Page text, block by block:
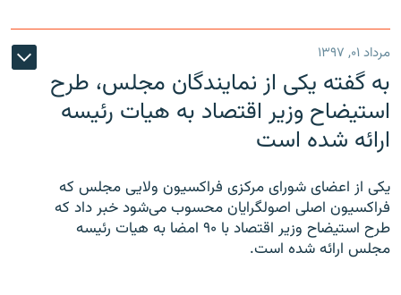
مرداد ۰۱, ۱۳۹۷
به گفته یکی از نمایندگان مجلس، طرح
استیضاح وزیر اقتصاد به هیات رئیسه
ارائه شده است
یکی از اعضای شورای مرکزی فراکسیون ولایی مجلس که
فراکسیون اصلی اصولگرایان محسوب می‌شود خبر داد که
طرح استیضاح وزیر اقتصاد با ۹۰ امضا به هیات رئیسه
مجلس ارائه شده است.